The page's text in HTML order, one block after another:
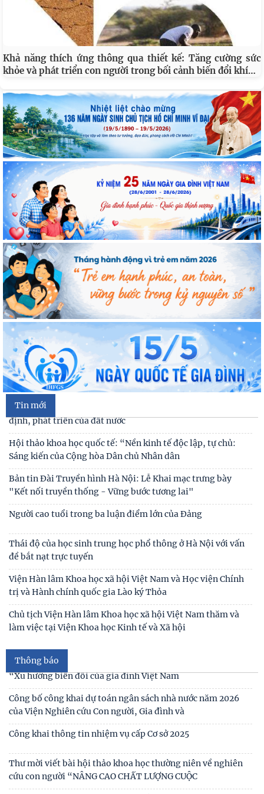
Khả năng thích ứng thông qua thiết kế: Tăng cường sức
khỏe và phát triển con người trong bối cảnh biến đổi khí…
Tin mới
Cán bộ Viện Nghiên cứu Con người, Gia đình và Giới tham dự
Hội nghị tập huấn chuyên môn nghiệp vụ
Kế hoạch hành động 100 ngày tập trung xử lý các điểm
nghẽn về chuyển đổi số trong các cơ quan Đảng
Đối thoại ICWA – VASS lần thứ 6: Thúc đẩy quan hệ Đối tác
Chiến lược Toàn diện tăng cường Việt Nam
Đóng góp tích cực vào củng cố môi trường hòa bình, ổn
định, phát triển của đất nước
Hội thảo khoa học quốc tế: “Nền kinh tế độc lập, tự chủ:
Sáng kiến của Cộng hòa Dân chủ Nhân dân
Bản tin Đài Truyền hình Hà Nội: Lễ Khai mạc trưng bày
"Kết nối truyền thống - Vững bước tương lai"
Người cao tuổi trong ba luận điểm lớn của Đảng
Thái độ của học sinh trung học phổ thông ở Hà Nội với vấn
đề bắt nạt trực tuyến
Viện Hàn lâm Khoa học xã hội Việt Nam và Học viện Chính
trị và Hành chính quốc gia Lào ký Thỏa
Chủ tịch Viện Hàn lâm Khoa học xã hội Việt Nam thăm và
làm việc tại Viện Khoa học Kinh tế và Xã hội
Thông báo
Thư cảm ơn
Thư mời viết bài tham gia Hội thảo khoa học “Chăm sóc,
giáo dục trẻ em trong kỷ nguyên số”
Thư mời viết bài Hội thảo khoa học quốc tế “Gia đình Châu
Thư mời viết báo cáo tham luận Hội thảo khoa học quốc gia
“Xu hướng biến đổi của gia đình Việt Nam
Công bố công khai dự toán ngân sách nhà nước năm 2026
của Viện Nghiên cứu Con người, Gia đình và
Công khai thông tin nhiệm vụ cấp Cơ sở 2025
Thư mời viết bài hội thảo khoa học thường niên về nghiên
cứu con người “NÂNG CAO CHẤT LƯỢNG CUỘC